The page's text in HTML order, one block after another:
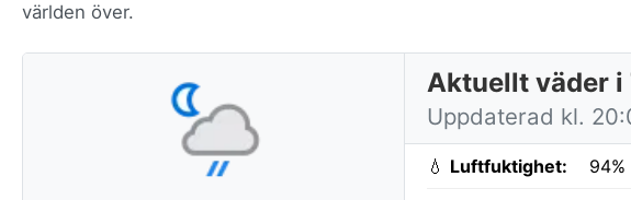
världen över.
Aktuellt väder i
Uppdaterad kl.
💧 Luftfuktighet: 94%